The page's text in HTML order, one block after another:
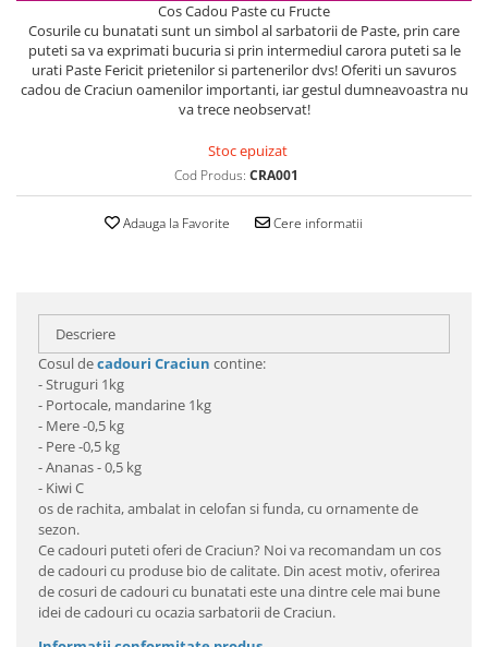
Cos Cadou Paste cu Fructe
Cosurile cu bunatati sunt un simbol al sarbatorii de Paste, prin care
puteti sa va exprimati bucuria si prin intermediul carora puteti sa le
urati Paste Fericit prietenilor si partenerilor dvs! Oferiti un savuros
cadou de Craciun oamenilor importanti, iar gestul dumneavoastra nu
va trece neobservat!
Stoc epuizat
Cod Produs: CRA001
Adauga la Favorite Cere informatii
Descriere
Cosul decadouri Craciun contine:
- Struguri 1kg
- Portocale, mandarine 1kg
- Mere -0,5 kg
- Pere -0,5 kg
- Ananas - 0,5 kg
- Kiwi C
os de rachita, ambalat in celofan si funda, cu ornamente de
sezon.
Ce cadouri puteti oferi de Craciun? Noi va recomandam un cos
de cadouri cu produse bio de calitate. Din acest motiv, oferirea
de cosuri de cadouri cu bunatati este una dintre cele mai bune
idei de cadouri cu ocazia sarbatorii de Craciun.